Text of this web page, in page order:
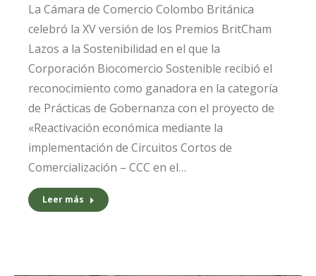
La Cámara de Comercio Colombo Británica
celebró la XV versión de los Premios BritCham
Lazos a la Sostenibilidad en el que la
Corporación Biocomercio Sostenible recibió el
reconocimiento como ganadora en la categoría
de Prácticas de Gobernanza con el proyecto de
«Reactivación económica mediante la
implementación de Circuitos Cortos de
Comercialización – CCC en el…
Leer más